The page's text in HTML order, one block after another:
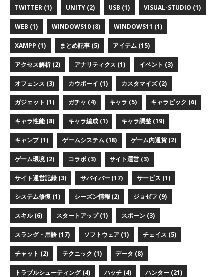
TWITTER (1) UNITY (2) USB (1) VISUAL-STUDIO (1)
WEB (1) WINDOWS10 (8) WINDOWS11 (1)
XAMPP (1) まとめ記事 (5) アイテム (15)
アクセス解析 (2) アナリティクス (1) イベント (3)
オフェンス (3) カウボーイ (1) カスタマイズ (2)
ガジェット (1) ガチャ (4) キャラ (5) キャラピック (6)
キャラ性能 (8) キャラ編成 (1) キャラ調整 (19)
キャンプ (1) ゲームシステム (18) ゲーム内通貨 (2)
ゲーム環境 (2) コラボ (3) サイト運営 (3)
サイト運営記録 (3) サバイバー (17) サービス (1)
システム修復 (1) シーズン情報 (2) ジョゼフ (9)
スキル (6) スタートアップ (1) スポーン (3)
スラング・用語 (17) ソフトウェア (1) チェイス (5)
チャット (2) テクニック (1) データ (8)
トラブルシューティング (4) ハッチ (4) ハンター (21)